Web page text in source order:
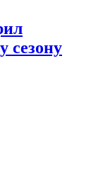
сезону